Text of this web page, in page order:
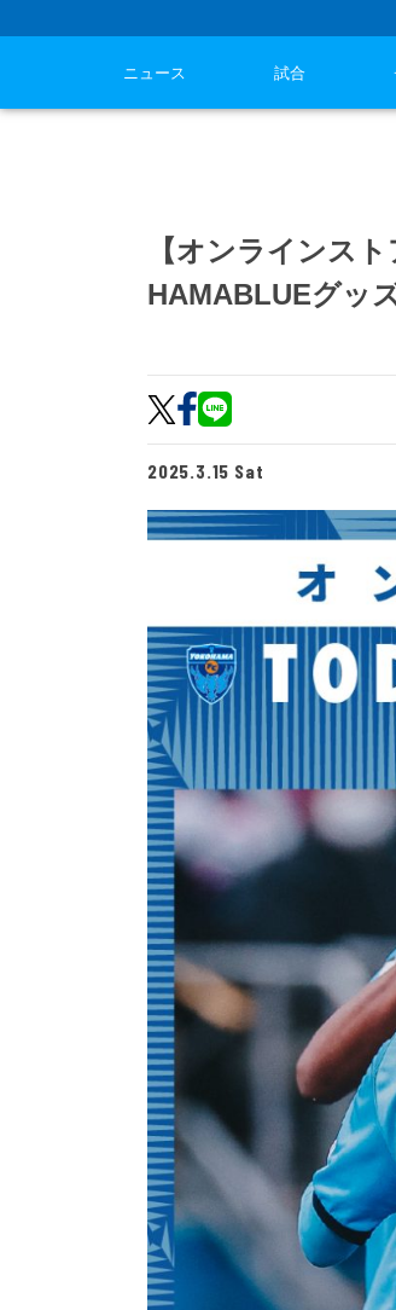
ニュース 試合
【オンラインス
HAMABLUEグッ
2025.3.15 Sat